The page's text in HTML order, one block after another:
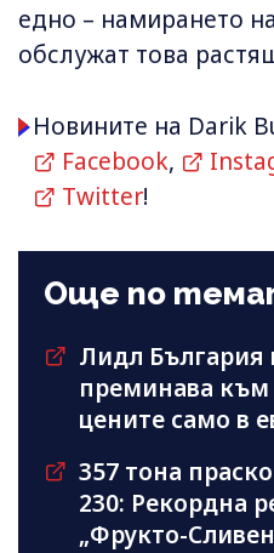
едно – намирането
обслужат това
Новините на Darik
Facebook,
Twitter!
Още по
Лидл България
преминава към
цените само в
357 тона
230: Рекордна
„Фрукто-